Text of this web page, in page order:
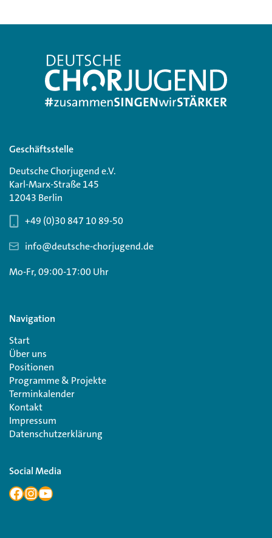
Geschäftsstelle
Deutsche Chorjugend e.V.
Karl-Marx-Straße 145
12043 Berlin
+49 (0)30 847 10 89-50
info@deutsche-chorjugend.de
Mo-Fr, 09:00-17:00 Uhr
Navigation
Start
Über uns
Positionen
Programme & Projekte
Terminkalender
Kontakt
Impressum
Datenschutzerklärung
Social Media